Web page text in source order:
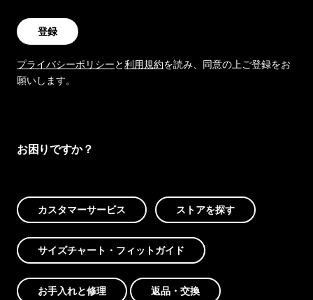
登録
プライバシーポリシーと利用規約を読み、同意の上ご登録をお
願いします。
お困りですか？
カスタマーサービス ストアを探す
サイズチャート・フィットガイド
お手入れと修理 返品・交換